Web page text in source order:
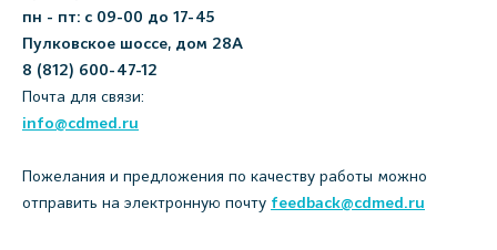
пн - пт: с 09-00 до 17-45
Пулковское шоссе, дом 28А
8 (812) 600-47-12
Почта для связи:
info@cdmed.ru
Пожелания и предложения по качеству работы можно
отправить на электронную почту feedback@cdmed.ru